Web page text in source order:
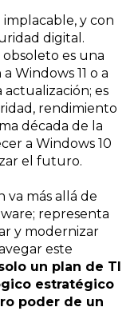
y con
digital.
es una
Windows 11 o a
es
rendimiento
década de la
a Windows 10
el futuro.
va más allá de
representa
y modernizar
este
un plan de TI
estratégico
poder de un